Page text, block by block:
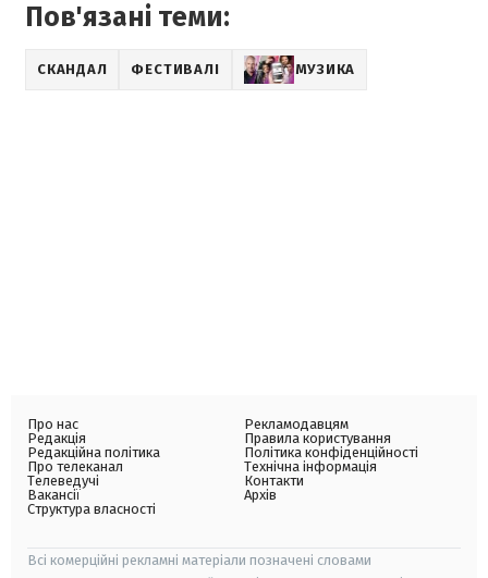
Пов'язані теми:
СКАНДАЛ ФЕСТИВАЛІ МУЗИКА
Про нас
Редакція
Редакційна політика
Про телеканал
Телеведучі
Вакансії
Структура власності
Рекламодавцям
Правила користування
Політика конфіденційності
Технічна інформація
Контакти
Архів
Всі комерційні рекламні матеріали позначені словами